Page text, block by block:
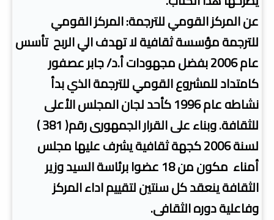
عن المركز القومي للترجمة: المركز القومي
للترجمة مؤسسة ثقافية لا تهدف الي الربح تأسس
عام 2006 بفضل مجهودات أ.د/ جابر عصفور
كامتداد للمشروع القومي للترجمة الذي بدأ
نشاطه عام 1996 كأحد لجان المجلس الأعلى
للثقافة. وبناء على القرار الجمهورى رقم( 381 )
لسنة 2006 كجهة ثقافية يشرف عليها مجلس
أمناء مكون من 18 عضوا برئاسة السيد وزير
الثقافة ينعقد كل سنتين لتقييم اداء المركز
وفاعلية دوره الثقافى.